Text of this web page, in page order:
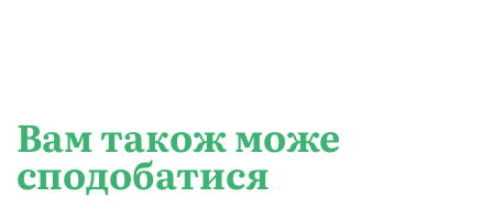
Вам також може
сподобатися